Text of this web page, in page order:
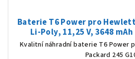
Baterie T6 Power pro
Li-Poly, 11,25 V, 3648
Kvalitní náhradní baterie T6 Power
Packard 245